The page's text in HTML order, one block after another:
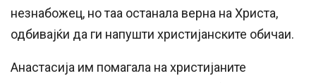
незнабожец, но таа останала верна на Христа,
одбивајќи да ги напушти христијанските обичаи.
Анастасија им помагала на христијаните